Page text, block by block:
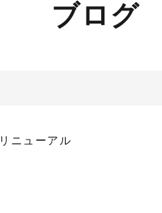
ブログ
リニューアル